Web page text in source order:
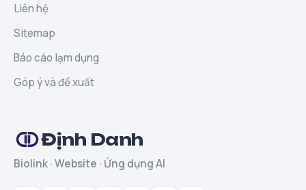
Liên hệ
Sitemap
Báo cáo lạm dụng
Góp ý và đề xuất
Định Danh
Biolink · Website · Ứng dụng AI